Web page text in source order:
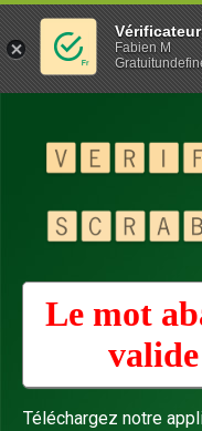
Le mot
Téléchargez notre
Fabien M